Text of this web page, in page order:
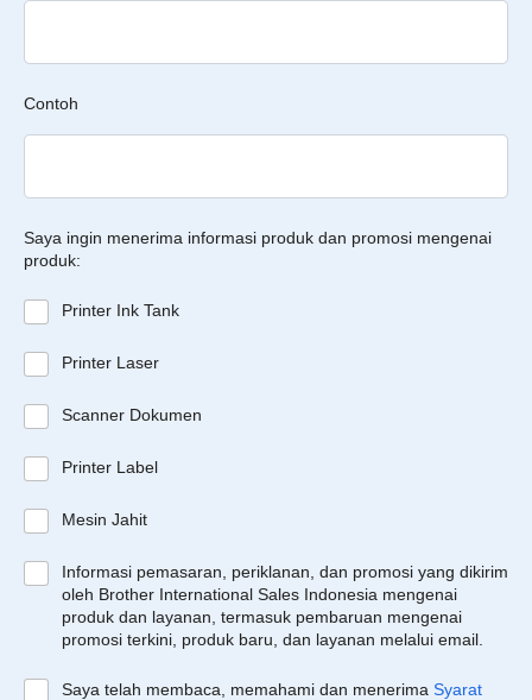
Contoh
Saya ingin menerima informasi produk dan promosi mengenai
produk:
Printer Ink Tank
Printer Laser
Scanner Dokumen
Printer Label
Mesin Jahit
Informasi pemasaran, periklanan, dan promosi yang dikirim
oleh Brother International Sales Indonesia mengenai
produk dan layanan, termasuk pembaruan mengenai
promosi terkini, produk baru, dan layanan melalui email.
Saya telah membaca, memahami dan menerima Syarat